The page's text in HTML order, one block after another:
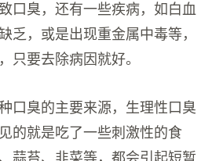
口臭，还有一些疾病，如白血
乏，或是出现重金属中毒等，
只要去除病因就好。
口臭的主要来源，生理性口臭
的就是吃了一些刺激性的食
蒜苔、韭菜等，都会引起短暂